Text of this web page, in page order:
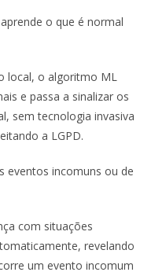
o que é normal
local, o algoritmo ML
e passa a sinalizar os
sem tecnologia invasiva
a LGPD.
eventos incomuns ou de
com situações
revelando
um evento incomum